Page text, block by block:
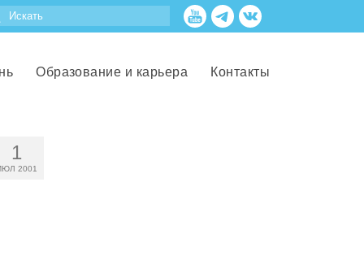
Образование и карьера Контакты
1
2001